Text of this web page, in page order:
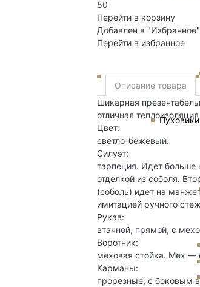
Пуховики
50
Перейти в корзину
Добавлен в "Избранное"
Перейти в избранное
Описание товара
Шикарная
отличная
Цвет:
светло-бежевый.
Силуэт:
тарпеция. Идет больше
отделкой из соболя.
(соболь) идет на
имитацией ручного
Рукав:
втачной, прямой, с
Воротник:
меховая стойка. Мех —
Карманы:
прорезные, с боковым